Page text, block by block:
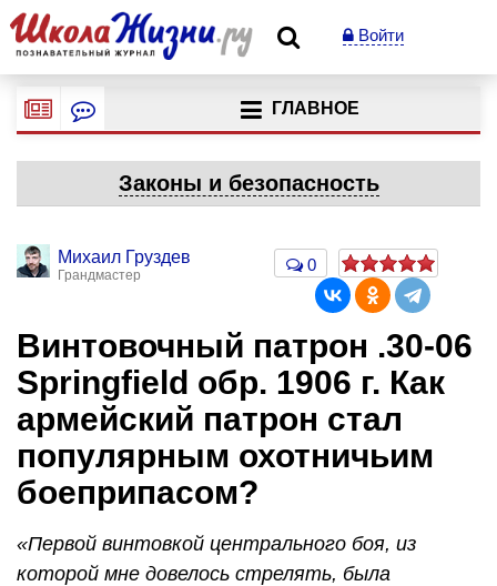
Войти
ГЛАВНОЕ
Законы и безопасность
Михаил Груздев
Грандмастер
0
Винтовочный патрон .30-06
Springfield обр. 1906 г. Как
армейский патрон стал
популярным охотничьим
боеприпасом?
«Первой винтовкой центрального боя, из
которой мне довелось стрелять, была